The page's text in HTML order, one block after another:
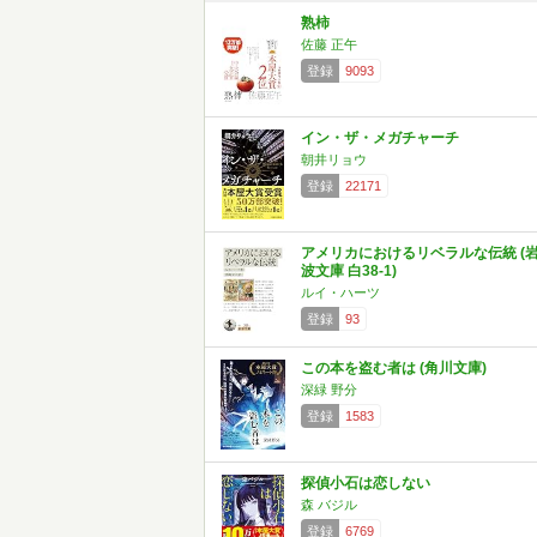
熟柿
佐藤 正午
登録
9093
イン・ザ・メガチャーチ
朝井リョウ
登録
22171
アメリカにおけるリベラルな伝統 (
波文庫 白38-1)
ルイ・ハーツ
登録
93
この本を盗む者は (角川文庫)
深緑 野分
登録
1583
探偵小石は恋しない
森 バジル
登録
6769